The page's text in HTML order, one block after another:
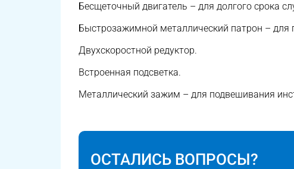
Бесщеточный двигатель – для долгого срока
Быстрозажимной металлический патрон – для
Двухскоростной редуктор.
Встроенная подсветка.
Металлический зажим – для подвешивания
ОСТАЛИСЬ ВОПРОСЫ?